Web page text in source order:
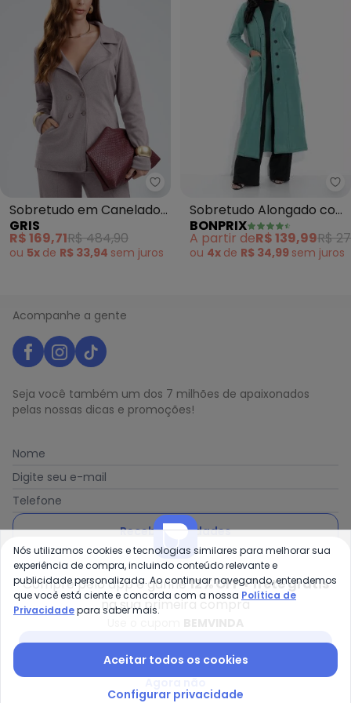
Sobretudo em Canelado
Aveludado (Roxo)
GRIS
R$ 169,71R$ 484,90
ou 5x de R$ 33,94 sem juros
Sobretudo Alongado com
Botões (Verde)
BONPRIX
A partir deR$ 139,99R$
ou 4x de R$ 34,99 sem juros
Acompanhe a gente
Seja você também um dos 7 milhões de apaixonados
pelas nossas dicas e promoções!
Nome
Digite seu e-mail
Telefone
Receber novidades
Ao enviar o cadastro, você concorda com a nossa
de Privacidade
Posthaus é uma marca da Posthaus Ltda / CNPJ:
80.462.138/0001-41
Endereço: Rua Werner Duwe, 202 Bairro Badenfurt -
Compre pelo app e ganhe12% OFF + frete grátis
na sua primeira compra
Nós utilizamos cookies e tecnologias similares para melhorar sua
experiência de compra, incluindo conteúdo relevante e
publicidade personalizada. Ao continuar navegando, entendemos
que você está ciente e concorda com a nossa Política de
Privacidadepara saber mais.
Aceitar todos os cookies
Configurar privacidade